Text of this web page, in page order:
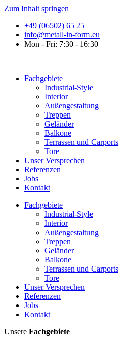
Zum Inhalt springen
+49 (06502) 65 25
info@metall-in-form.eu
Mon - Fri: 7:30 - 16:30
Fachgebiete
Industrial-Style
Interior
Außengestaltung
Treppen
Geländer
Balkone
Terrassen und Carports
Tore
Unser Versprechen
Referenzen
Jobs
Kontakt
Fachgebiete
Industrial-Style
Interior
Außengestaltung
Treppen
Geländer
Balkone
Terrassen und Carports
Tore
Unser Versprechen
Referenzen
Jobs
Kontakt
Unsere Fachgebiete